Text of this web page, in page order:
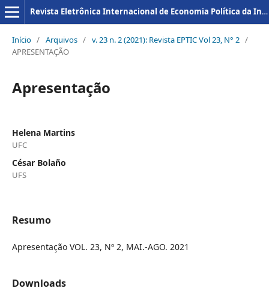
Revista Eletrônica Internacional de Economia Política da Informação da Comunicação e da Cultura
Início / Arquivos / v. 23 n. 2 (2021): Revista EPTIC Vol 23, N° 2 /
APRESENTAÇÃO
Apresentação
Helena Martins
UFC
César Bolaño
UFS
Resumo
Apresentação VOL. 23, Nº 2, MAI.-AGO. 2021
Downloads